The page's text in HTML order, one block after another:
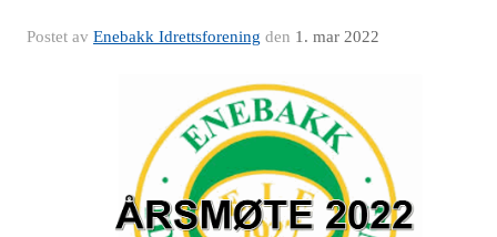
Postet av Enebakk Idrettsforening den 1. mar 2022